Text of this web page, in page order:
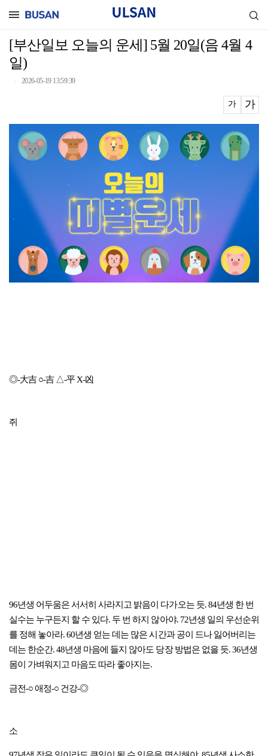
[부산일보 오늘의 운세] 5월 20일(음 4월 4
일)
2026-05-19 13:59:39
가 가
◎-大吉 ○-吉 △-平 X-凶
쥐
96년생 어두움은 서서히 사라지고 밝음이 다가오는 듯. 84년생 한 번
실수는 누구든지 할 수 있다. 두 번 하지 않아야. 72년생 일의 우선순위
를 정해 놓아라. 60년생 얻는 데는 많은 시간과 공이 드나 잃어버리는
데는 한순간. 48년생 마음에 들지 않아도 당장 방법은 없을 듯. 36년생
몸이 가벼워지고 마음도 따라 좋아지는.
금전-○ 애정-○ 건강-◎
소